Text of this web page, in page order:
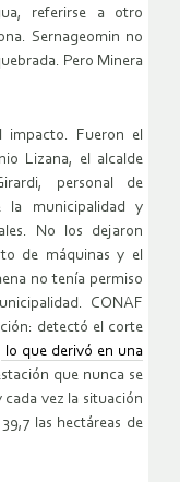
referirse a otro
Sernageomin no
Pero Minera
impacto. Fueron el
Lizana, el alcalde
personal de
la municipalidad y
No los dejaron
de máquinas y el
no tenía permiso
CONAF
detectó el corte
lo que derivó en una
que nunca se
vez la situación
las hectáreas de